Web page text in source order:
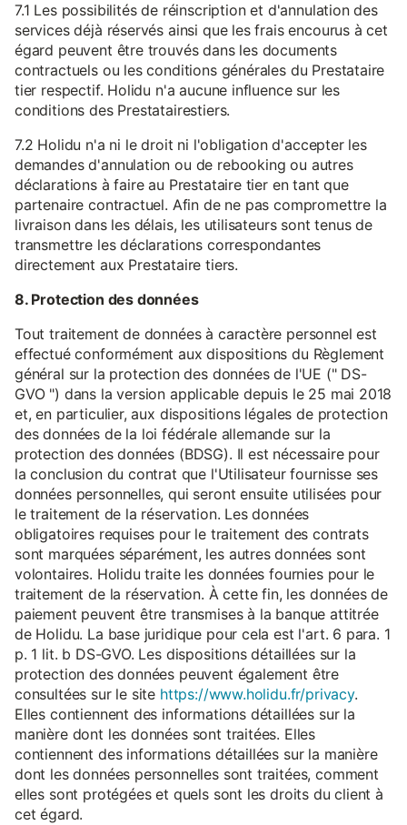
7.1 Les possibilités de réinscription et d'annulation des
services déjà réservés ainsi que les frais encourus à cet
égard peuvent être trouvés dans les documents
contractuels ou les conditions générales du Prestataire
tier respectif. Holidu n'a aucune influence sur les
conditions des Prestatairestiers.
7.2 Holidu n'a ni le droit ni l'obligation d'accepter les
demandes d'annulation ou de rebooking ou autres
déclarations à faire au Prestataire tier en tant que
partenaire contractuel. Afin de ne pas compromettre la
livraison dans les délais, les utilisateurs sont tenus de
transmettre les déclarations correspondantes
directement aux Prestataire tiers.
8. Protection des données
Tout traitement de données à caractère personnel est
effectué conformément aux dispositions du Règlement
général sur la protection des données de l'UE (" DS-
GVO ") dans la version applicable depuis le 25 mai 2018
et, en particulier, aux dispositions légales de protection
des données de la loi fédérale allemande sur la
protection des données (BDSG). Il est nécessaire pour
la conclusion du contrat que l'Utilisateur fournisse ses
données personnelles, qui seront ensuite utilisées pour
le traitement de la réservation. Les données
obligatoires requises pour le traitement des contrats
sont marquées séparément, les autres données sont
volontaires. Holidu traite les données fournies pour le
traitement de la réservation. À cette fin, les données de
paiement peuvent être transmises à la banque attitrée
de Holidu. La base juridique pour cela est l'art. 6 para. 1
p. 1 lit. b DS-GVO. Les dispositions détaillées sur la
protection des données peuvent également être
consultées sur le site https://www.holidu.fr/privacy.
Elles contiennent des informations détaillées sur la
manière dont les données sont traitées. Elles
contiennent des informations détaillées sur la manière
dont les données personnelles sont traitées, comment
elles sont protégées et quels sont les droits du client à
cet égard.